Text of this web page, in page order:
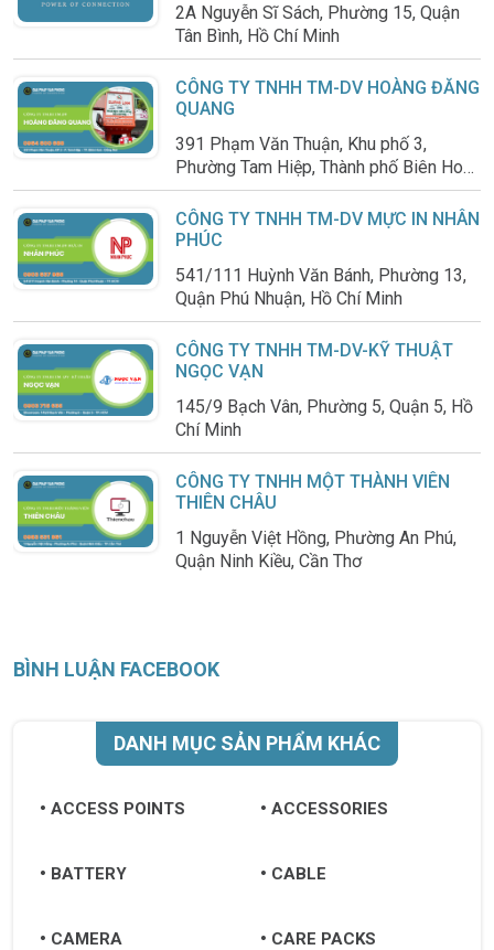
2A Nguyễn Sĩ Sách, Phường 15, Quận
Tân Bình, Hồ Chí Minh
CÔNG TY TNHH TM-DV HOÀNG ĐĂNG
QUANG
391 Phạm Văn Thuận, Khu phố 3,
Phường Tam Hiệp, Thành phố Biên Hoà,
Đồng Nai
CÔNG TY TNHH TM-DV MỰC IN NHÂN
PHÚC
541/111 Huỳnh Văn Bánh, Phường 13,
Quận Phú Nhuận, Hồ Chí Minh
CÔNG TY TNHH TM-DV-KỸ THUẬT
NGỌC VẠN
145/9 Bạch Vân, Phường 5, Quận 5, Hồ
Chí Minh
CÔNG TY TNHH MỘT THÀNH VIÊN
THIÊN CHÂU
1 Nguyễn Việt Hồng, Phường An Phú,
Quận Ninh Kiều, Cần Thơ
BÌNH LUẬN FACEBOOK
DANH MỤC SẢN PHẨM KHÁC
ACCESS POINTS ACCESSORIES
BATTERY CABLE
CAMERA CARE PACKS